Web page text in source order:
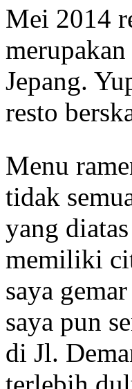
Mei 2014
Jepang.
resto
Menu
tidak
yang
memiliki
saya
saya pun
di Jl.